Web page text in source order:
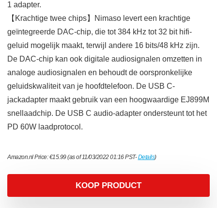
1 adapter.
【Krachtige twee chips】Nimaso levert een krachtige
geïntegreerde DAC-chip, die tot 384 kHz tot 32 bit hifi-
geluid mogelijk maakt, terwijl andere 16 bits/48 kHz zijn.
De DAC-chip kan ook digitale audiosignalen omzetten in
analoge audiosignalen en behoudt de oorspronkelijke
geluidskwaliteit van je hoofdtelefoon. De USB C-
jackadapter maakt gebruik van een hoogwaardige EJ899M
snellaadchip. De USB C audio-adapter ondersteunt tot het
PD 60W laadprotocol.
Amazon.nl Price:€15.99(as of 11/03/2022 01:16 PST-Details)
KOOP PRODUCT